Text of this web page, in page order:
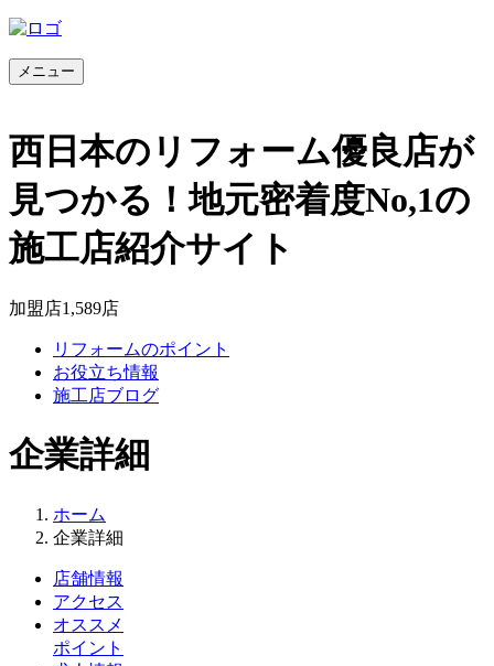
メニュー
西日本のリフォーム優良店が
見つかる！地元密着度No,1の
施工店紹介サイト
加盟店1,589店
リフォームのポイント
お役立ち情報
施工店ブログ
企業詳細
ホーム
企業詳細
店舗情報
アクセス
オススメ
ポイント